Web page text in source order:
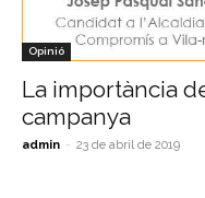
Opinió
La importància
campanya
admin - 23 de abril de 2019